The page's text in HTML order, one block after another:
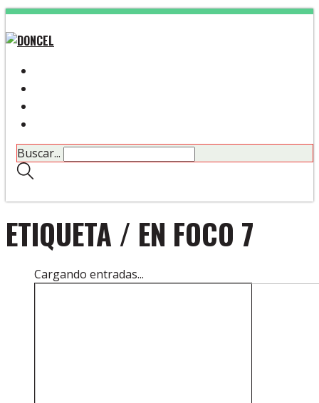
Buscar...
ETIQUETA / EN FOCO 7
Cargando entradas...